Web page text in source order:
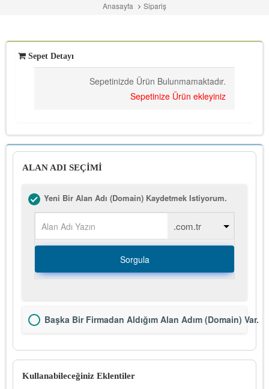
Anasayfa Sipariş
Sepet Detayı
Sepetinizde Ürün Bulunmamaktadır.
Sepetinize Ürün ekleyiniz
ALAN ADI SEÇİMİ
Yeni Bir Alan Adı (Domain) Kaydetmek Istiyorum.
Sorgula
Başka Bir Firmadan Aldığım Alan Adım (Domain) Var.
Kullanabileceğiniz Eklentiler